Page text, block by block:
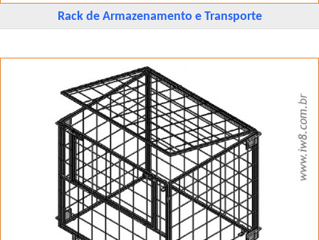
Rack de Armazenamento e Transporte